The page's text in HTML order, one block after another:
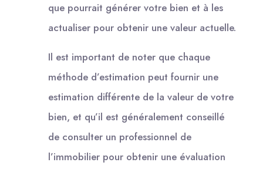
que pourrait générer votre bien et à les
actualiser pour obtenir une valeur actuelle.
Il est important de noter que chaque
méthode d’estimation peut fournir une
estimation différente de la valeur de votre
bien, et qu’il est généralement conseillé
de consulter un professionnel de
l’immobilier pour obtenir une évaluation